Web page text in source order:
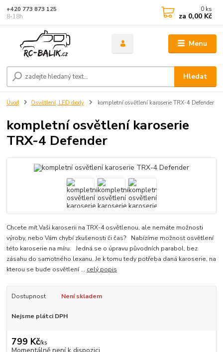
Menu
Hledat
+420 773 873 125
8-18h
0 ks
za 0,00 Kč
Úvod Osvětlení, LED diody kompletní osvětlení karoserie TRX-4 Defender
kompletní osvětlení karoserie
TRX-4 Defender
Chcete mít Vaši karoserii na TRX-4 osvětlenou, ale nemáte možnosti
výroby, nebo Vám chybí zkušenosti či čas? Nabízíme možnost osvětlení
této karoserie na míru. Jedná se o úpravu původních parabol, bez
zásahu do samotného lexanu. Je k tomu tedy potřeba daná karoserie, na
kterou se bude osvětlení ... celý popis
Dostupnost Není skladem
Nejsme plátci DPH
799 Kč/ks